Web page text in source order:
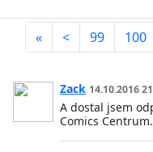
« < 99 100
Zack 14.10.2016
A dostal jsem
Comics